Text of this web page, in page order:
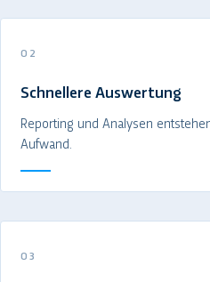
02
Schnellere Auswertung
Reporting und Analysen
Aufwand.
03